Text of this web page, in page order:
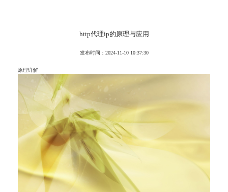
http代理ip的原理与应用
发布时间：2024-11-10 10:37:30
原理详解